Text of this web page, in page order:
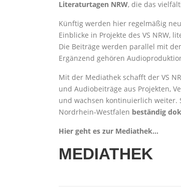
Literaturtagen NRW, die das
Künftig werden hier regelmäßig
Einblicke in Projekte des VS NRW,
Die Beiträge werden parallel mit
Ergänzend gehören
Mit der Mediathek schafft der VS
und Audiobeiträge aus Projekten,
und wachsen kontinuierlich weiter.
Nordrhein‑Westfalen beständig
Hier geht es zur Mediathek…
MEDIATHEK